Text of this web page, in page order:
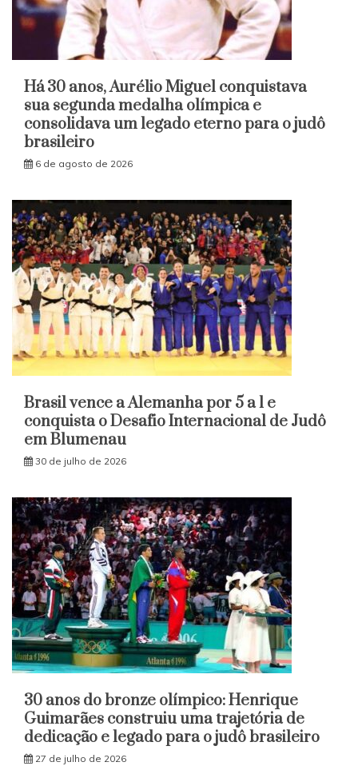
Há 30 anos, Aurélio Miguel conquistava
sua segunda medalha olímpica e
consolidava um legado eterno para o judô
brasileiro
6 de agosto de 2026
Brasil vence a Alemanha por 5 a 1 e
conquista o Desafio Internacional de Judô
em Blumenau
30 de julho de 2026
30 anos do bronze olímpico: Henrique
Guimarães construiu uma trajetória de
dedicação e legado para o judô brasileiro
27 de julho de 2026